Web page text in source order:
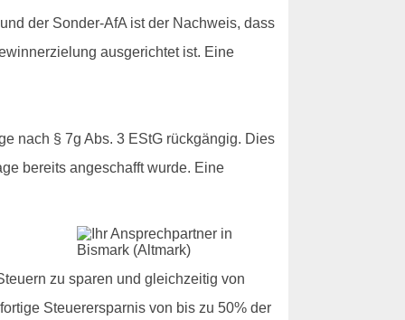
der Sonder-AfA ist der Nachweis, dass
ausgerichtet ist. Eine
nach § 7g Abs. 3 EStG rückgängig. Dies
bereits angeschafft wurde. Eine
zu sparen und gleichzeitig von
Steuerersparnis von bis zu 50% der